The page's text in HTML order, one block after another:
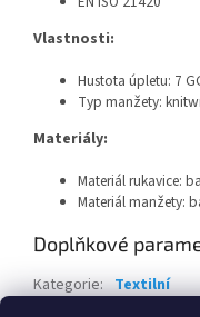
Vlastnosti:
Hustota úpletu: 7
Typ manžety:
Materiály:
Materiál rukavice:
Materiál manžety:
Doplňkové
Kategorie: Textilní